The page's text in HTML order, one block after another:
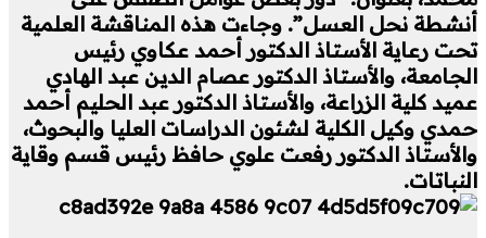
أنشطة نحل العسل”. وجاءت هذه المناقشة العلمية
تحت رعاية الأستاذ الدكتور أحمد عكاوي رئيس
الجامعة، والأستاذ الدكتور عصام الدين عبد الهادي
عميد كلية الزراعة، والأستاذ الدكتور عبد الحليم أحمد
حمدي وكيل الكلية لشئون الدراسات العليا والبحوث،
والأستاذ الدكتور رفعت علوي حافظ رئيس قسم وقاية
النباتات.